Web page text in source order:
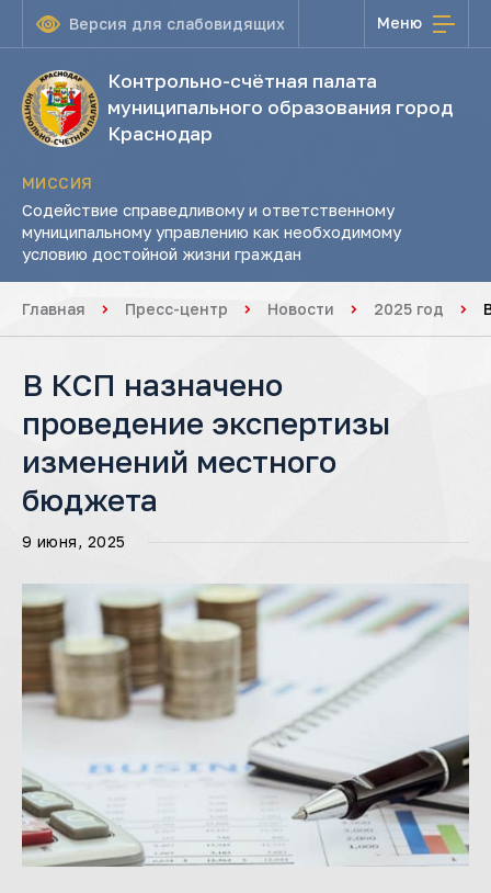
Версия для слабовидящих Меню
Контрольно-счётная палата
муниципального образования город
Краснодар
МИССИЯ
Содействие справедливому и ответственному
муниципальному управлению как необходимому
условию достойной жизни граждан
Главная Пресс-центр Новости 2025 год
В КСП назначено
проведение экспертизы
изменений местного
бюджета
9 июня, 2025